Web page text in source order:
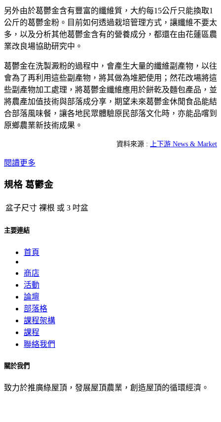
另外由於葛鬱金含有豐富的纖維質，大約每15公斤只能換取1
公斤的葛鬱金粉。目前如何透過栽培管理方式，讓纖維不要太
多，以及分析其他葛鬱金含有的營養成分，都還在由花蓮區農
業改良場協助研究中。
葛鬱金在洗製澱粉的過程中，會產生大量的纖維副產物，以往
會為了再利用這些副產物，將其做為堆肥使用；然花改場將這
些副產物加工處理，將葛鬱金纖維應用於餅乾及麵包產品，並
將農產加值技術與部落成分享，期望未來葛鬱金休閒食品能結
合部落風味餐，讓各地民眾體驗原民部落文化時，亦能品嚐到
原鄉農業新技術成果。
資料來源 : 上下游 News & Market
閱讀更多
規格 葛鬱金
盆子尺寸 裸根 或 3 吋盆
主要連結
首頁
商店
活動
論壇
部落格
課程架構
課程
聯絡我們
關於我們
致力於推廣綠屋頂，發展屋頂農業，創造屋頂的循環經濟。